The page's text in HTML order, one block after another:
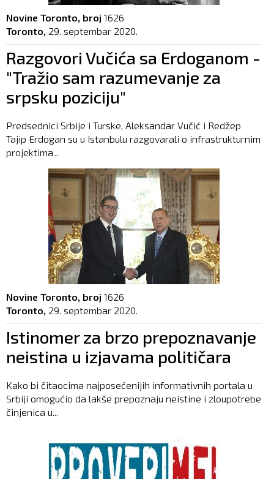
Novine Toronto, broj 1626
Toronto, 29. septembar 2020.
Razgovori Vučića sa Erdoganom -
"Tražio sam razumevanje za
srpsku poziciju"
Predsednici Srbije i Turske, Aleksandar Vučić i Redžep
Tajip Erdogan su u Istanbulu razgovarali o infrastrukturnim
projektima...
Novine Toronto, broj 1626
Toronto, 29. septembar 2020.
Istinomer za brzo prepoznavanje
neistina u izjavama političara
Kako bi čitaocima najposećenijih informativnih portala u
Srbiji omogućio da lakše prepoznaju neistine i zloupotrebe
činjenica u...